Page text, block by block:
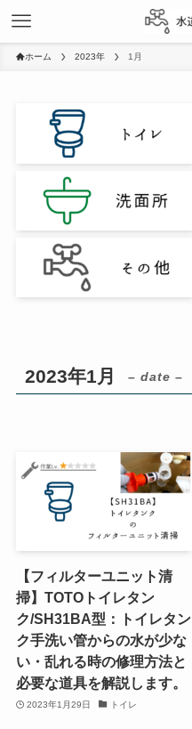
ホーム 2023年 1月
2023年1月 – date –
【フィルターユニット清
掃】TOTOトイレタン
ク/SH31BA型：トイレタン
ク手洗い管からの水が少な
い・乱れる時の修理方法と
必要な道具を解説します。
2023年1月29日 トイレ